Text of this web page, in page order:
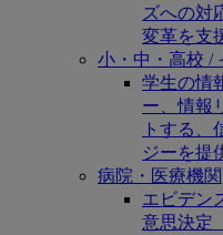
ズへの対
変革を支
小・中・高校 /
学生の情
ー、情報
トする、
ジーを提
病院・医療機関
エビデン
意思決定